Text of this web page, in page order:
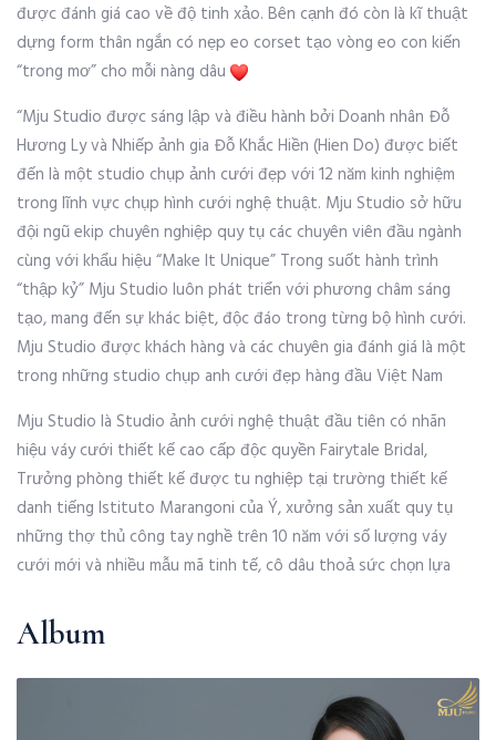
được đánh giá cao về độ tinh xảo. Bên cạnh đó còn là kĩ thuật
dựng form thân ngắn có nẹp eo corset tạo vòng eo con kiến
“trong mơ” cho mỗi nàng dâu
“Mju Studio được sáng lập và điều hành bởi Doanh nhân Đỗ
Hương Ly và Nhiếp ảnh gia Đỗ Khắc Hiền (Hien Do) được biết
đến là một studio chụp ảnh cưới đẹp với 12 năm kinh nghiệm
trong lĩnh vực chụp hình cưới nghệ thuật. Mju Studio sở hữu
đội ngũ ekip chuyên nghiệp quy tụ các chuyên viên đầu ngành
cùng với khẩu hiệu “Make It Unique” Trong suốt hành trình
“thập kỷ” Mju Studio luôn phát triển với phương châm sáng
tạo, mang đến sự khác biệt, độc đáo trong từng bộ hình cưới.
Mju Studio được khách hàng và các chuyên gia đánh giá là một
trong những studio chụp anh cưới đẹp hàng đầu Việt Nam
Mju Studio là Studio ảnh cưới nghệ thuật đầu tiên có nhãn
hiệu váy cưới thiết kế cao cấp độc quyền Fairytale Bridal,
Trưởng phòng thiết kế được tu nghiệp tại trường thiết kế
danh tiếng Istituto Marangoni của Ý, xưởng sản xuất quy tụ
những thợ thủ công tay nghề trên 10 năm với số lượng váy
cưới mới và nhiều mẫu mã tinh tế, cô dâu thoả sức chọn lựa
Album